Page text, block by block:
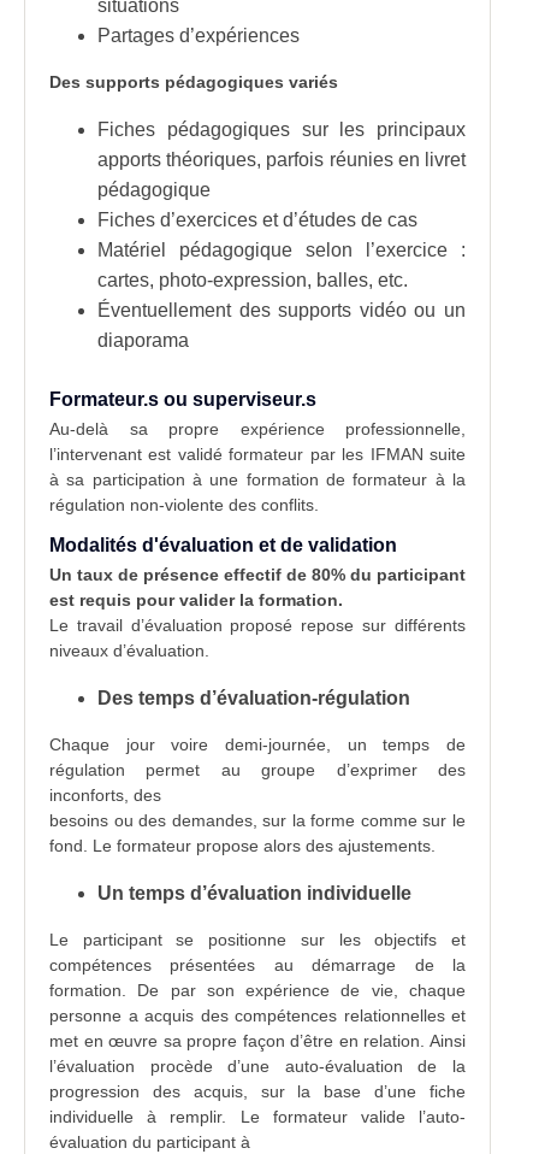
situations
Partages d’expériences
Des supports pédagogiques variés
Fiches pédagogiques sur les principaux
apports théoriques, parfois réunies en livret
pédagogique
Fiches d’exercices et d’études de cas
Matériel pédagogique selon l’exercice :
cartes, photo-expression, balles, etc.
Éventuellement des supports vidéo ou un
diaporama
Formateur.s ou superviseur.s
Au-delà sa propre expérience professionnelle,
l’intervenant est validé formateur par les IFMAN suite
à sa participation à une formation de formateur à la
régulation non-violente des conflits.
Modalités d'évaluation et de validation
Un taux de présence effectif de 80% du participant
est requis pour valider la formation.
Le travail d’évaluation proposé repose sur différents
niveaux d’évaluation.
Des temps d’évaluation-régulation
Chaque jour voire demi-journée, un temps de
régulation permet au groupe d’exprimer des
inconforts, des
besoins ou des demandes, sur la forme comme sur le
fond. Le formateur propose alors des ajustements.
Un temps d’évaluation individuelle
Le participant se positionne sur les objectifs et
compétences présentées au démarrage de la
formation. De par son expérience de vie, chaque
personne a acquis des compétences relationnelles et
met en œuvre sa propre façon d’être en relation. Ainsi
l’évaluation procède d’une auto-évaluation de la
progression des acquis, sur la base d’une fiche
individuelle à remplir. Le formateur valide l’auto-
évaluation du participant à